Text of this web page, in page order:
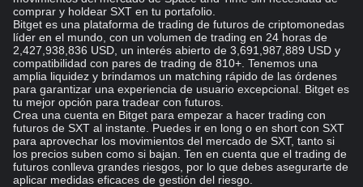
comprar y holdear SXT en tu portafolio.
Bitget es una plataforma de trading de futuros de criptomonedas
líder en el mundo, con un volumen de trading en 24 horas de
2,427,938,836 USD, un interés abierto de 3,691,987,889 USD y
compatibilidad con pares de trading de 810+. Tenemos una
amplia liquidez y brindamos un matching rápido de las órdenes
para garantizar una experiencia de usuario excepcional. Bitget es
tu mejor opción para tradear con futuros.
Crea una cuenta en Bitget para empezar a hacer trading con
futuros de SXT al instante. Puedes ir en long o en short con SXT
para aprovechar los movimientos del mercado de SXT, tanto si
los precios suben como si bajan. Ten en cuenta que el trading de
futuros conlleva grandes riesgos, por lo que debes asegurarte de
aplicar medidas eficaces de gestión del riesgo.